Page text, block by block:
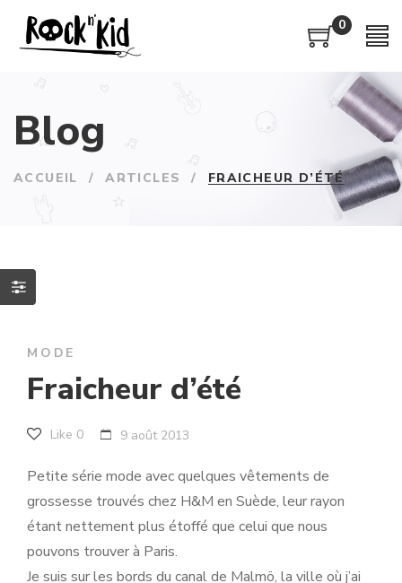
0
Blog
ACCUEIL / ARTICLES / FRAICHEUR D’ÉTÉ
MODE
Fraicheur d’été
Like 0 9 août 2013
Petite série mode avec quelques vêtements de
grossesse trouvés chez H&M en Suède, leur rayon
étant nettement plus étoffé que celui que nous
pouvons trouver à Paris.
Je suis sur les bords du canal de Malmö, la ville où j’ai